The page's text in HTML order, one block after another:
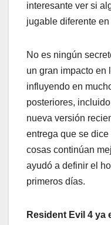
interesante ver si
jugable diferente en
No es ningún
un gran impacto en
influyendo en
posteriores,
nueva versión
entrega que se
cosas continúan
ayudó a definir el
primeros días.
Resident Evil 4 ya